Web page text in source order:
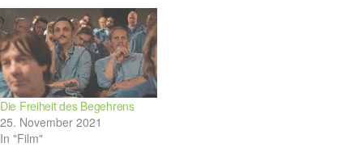
Die Freiheit des Begehrens
25. November 2021
In "Film"